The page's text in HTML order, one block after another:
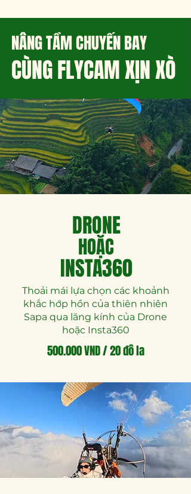
NÂNG TẦM CHUYẾN BAY
CÙNG FLYCAM XỊN XÒ
DRONE
HOẶC
INSTA360
Thoải mái lựa chọn các khoảnh
khắc hớp hồn của thiên nhiên
Sapa qua lăng kính của Drone
hoặc Insta360
500.000 VND / 20 đô la